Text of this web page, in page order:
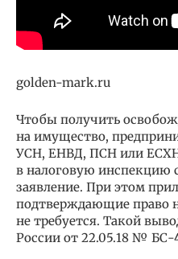
golden-mark.ru
Чтобы получить
на имущество,
УСН, ЕНВД, ПСН или
в налоговую инспекцию
заявление. При этом
подтверждающие право
не требуется. Такой
России от 22.05.18 № БС-